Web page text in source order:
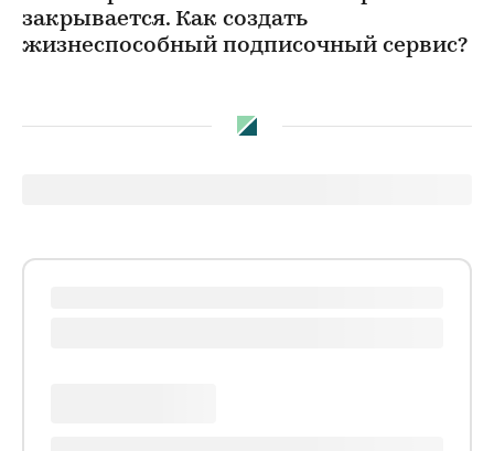
закрывается. Как создать
жизнеспособный подписочный сервис?